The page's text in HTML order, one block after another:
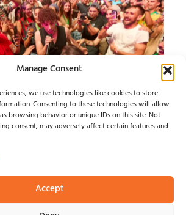
Manage Consent
we use technologies like cookies to store
Consenting to these technologies will allow
browsing behavior or unique IDs on this site. Not
consent, may adversely affect certain features and
Accept
RIBERA